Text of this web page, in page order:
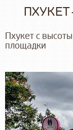
Пхукет с
площадки